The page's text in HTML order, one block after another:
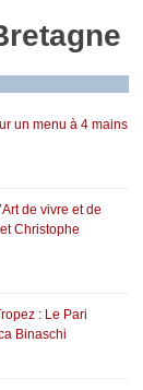
un menu à 4 mains
de vivre et de
Christophe
: Le Pari
Binaschi